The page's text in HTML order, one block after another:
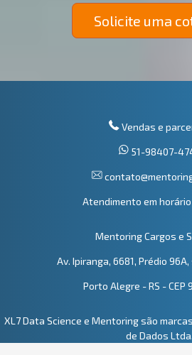
Solicite uma
Vendas e
51-98407-
Atendimento em
Mentoring Cargos e
Av. Ipiranga, 6681, Prédio
Porto Alegre - RS - CEP
XL7 Data Science e Mentoring são
de Dados Ltda.